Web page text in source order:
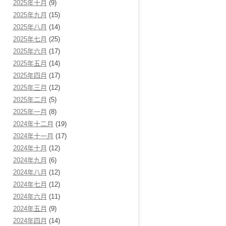
2025年十月 (9)
2025年九月 (15)
2025年八月 (14)
2025年七月 (25)
2025年六月 (17)
2025年五月 (14)
2025年四月 (17)
2025年三月 (12)
2025年二月 (5)
2025年一月 (8)
2024年十二月 (19)
2024年十一月 (17)
2024年十月 (12)
2024年九月 (6)
2024年八月 (12)
2024年七月 (12)
2024年六月 (11)
2024年五月 (9)
2024年四月 (14)